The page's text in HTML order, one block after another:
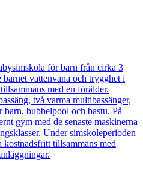
för barn från cirka 3
vattenvana och trygghet i
med en förälder.
två varma multibassänger,
barn, bubbelpool och bastu. På
gym med de senaste maskinerna
Under simskoleperioden
kostnadsfritt tillsammans med